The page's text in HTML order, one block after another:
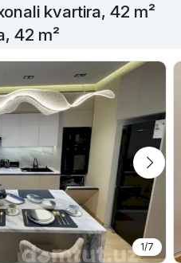
kvartira, 42 m²
42 m²
1/7